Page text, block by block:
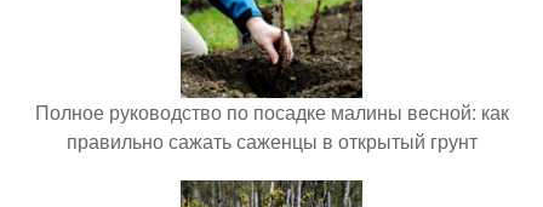
Полное руководство по посадке малины весной: как
правильно сажать саженцы в открытый грунт